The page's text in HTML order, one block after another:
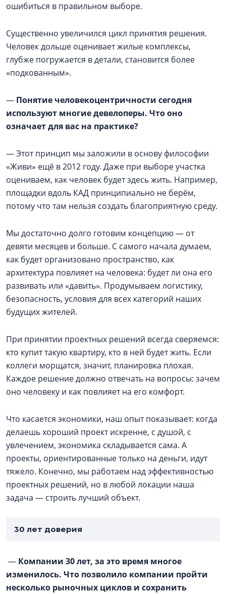
ошибиться в правильном выборе.
Существенно увеличился цикл принятия решения.
Человек дольше оценивает жилые комплексы,
глубже погружается в детали, становится более
«подкованным».
— Понятие человекоцентричности сегодня
используют многие девелоперы. Что оно
означает для вас на практике?
— Этот принцип мы заложили в основу философии
«Живи» ещё в 2012 году. Даже при выборе участка
оцениваем, как человек будет здесь жить. Например,
площадки вдоль КАД принципиально не берём,
потому что там нельзя создать благоприятную среду.
Мы достаточно долго готовим концепцию — от
девяти месяцев и больше. С самого начала думаем,
как будет организовано пространство, как
архитектура повлияет на человека: будет ли она его
развивать или «давить». Продумываем логистику,
безопасность, условия для всех категорий наших
будущих жителей.
При принятии проектных решений всегда сверяемся:
кто купит такую квартиру, кто в ней будет жить. Если
коллеги морщатся, значит, планировка плохая.
Каждое решение должно отвечать на вопросы: зачем
оно человеку и как повлияет на его комфорт.
Что касается экономики, наш опыт показывает: когда
делаешь хороший проект искренне, с душой, с
увлечением, экономика складывается сама. А
проекты, ориентированные только на деньги, идут
тяжело. Конечно, мы работаем над эффективностью
проектных решений, но в любой локации наша
задача — строить лучший объект.
30 лет доверия
— Компании 30 лет, за это время многое
изменилось. Что позволило компании пройти
несколько рыночных циклов и сохранить